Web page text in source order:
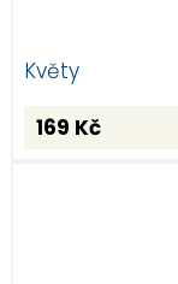
Květy
169 Kč